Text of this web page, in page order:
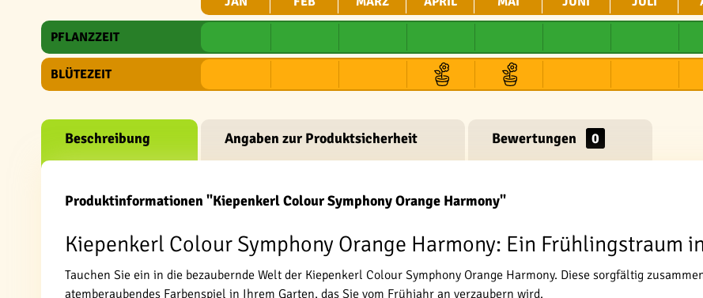
PFLANZZEIT
BLÜTEZEIT
Beschreibung Angaben zur Produktsicherheit Bewertungen 0
Produktinformationen "Kiepenkerl Colour Symphony Orange Harmony"
Kiepenkerl Colour Symphony Orange Harmony: Ein Frühlingstraum
Tauchen Sie ein in die bezaubernde Welt der Kiepenkerl Colour Symphony Orange Harmony. Diese sorgfältig
atemberaubendes Farbenspiel in Ihrem Garten, das Sie vom Frühjahr an verzaubern wird.